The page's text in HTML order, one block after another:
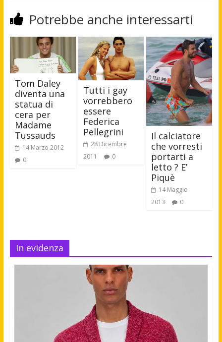
Potrebbe anche interessarti
Tom Daley
diventa una
statua di
cera per
Madame
Tussauds
14 Marzo 2012
0
Tutti i gay
vorrebbero
essere
Federica
Pellegrini
28 Dicembre
2011
0
Il calciatore
che vorresti
portarti a
letto ? E’
Piquè
14 Maggio
2013
0
In evidenza